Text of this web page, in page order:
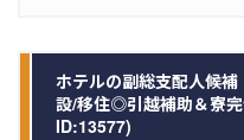
ホテルの副総支配人候
設/移住◎引越補助＆寮
ID:13577)